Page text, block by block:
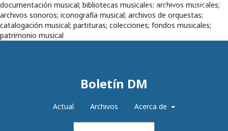
documentación musical; bibliotecas musicales; archivos musicales;
archivos sonoros; iconografía musical; archivos de orquestas;
catalogación musical; partituras; colecciones; fondos musicales;
patrimonio musical
Boletín DM
Actual Archivos Acerca de
Registrarse Entrar